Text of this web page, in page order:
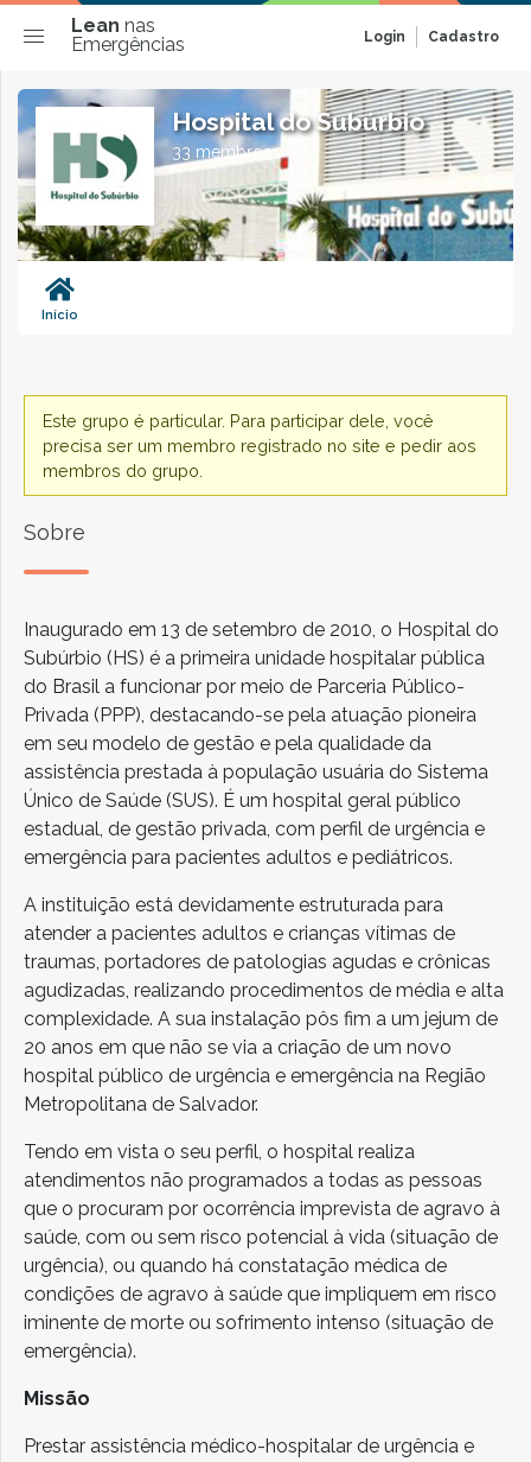
Lean nas
Emergências
Login Cadastro
Hospital do Subúrbio
33 membros
Início
Este grupo é particular. Para participar dele, você
precisa ser um membro registrado no site e pedir aos
membros do grupo.
Sobre
Inaugurado em 13 de setembro de 2010, o Hospital do
Subúrbio (HS) é a primeira unidade hospitalar pública
do Brasil a funcionar por meio de Parceria Público-
Privada (PPP), destacando-se pela atuação pioneira
em seu modelo de gestão e pela qualidade da
assistência prestada à população usuária do Sistema
Único de Saúde (SUS). É um hospital geral público
estadual, de gestão privada, com perfil de urgência e
emergência para pacientes adultos e pediátricos.
A instituição está devidamente estruturada para
atender a pacientes adultos e crianças vítimas de
traumas, portadores de patologias agudas e crônicas
agudizadas, realizando procedimentos de média e alta
complexidade. A sua instalação pôs fim a um jejum de
20 anos em que não se via a criação de um novo
hospital público de urgência e emergência na Região
Metropolitana de Salvador.
Tendo em vista o seu perfil, o hospital realiza
atendimentos não programados a todas as pessoas
que o procuram por ocorrência imprevista de agravo à
saúde, com ou sem risco potencial à vida (situação de
urgência), ou quando há constatação médica de
condições de agravo à saúde que impliquem em risco
iminente de morte ou sofrimento intenso (situação de
emergência).
Missão
Prestar assistência médico-hospitalar de urgência e